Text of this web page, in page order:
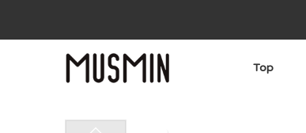
Top